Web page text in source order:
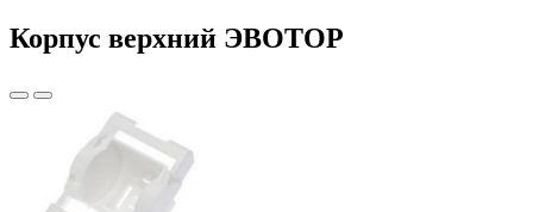
Корпус верхний ЭВОТОР